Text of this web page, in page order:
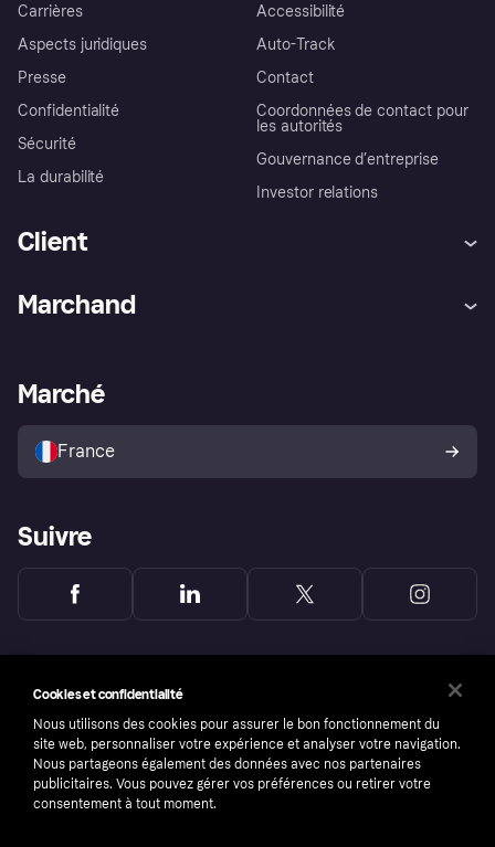
Carrières
Aspects juridiques
Presse
Confidentialité
Sécurité
La durabilité
Accessibilité
Auto-Track
Contact
Coordonnées de contact pour
les autorités
Gouvernance d’entreprise
Investor relations
Client
Explorez les magasins
Politique de protection de
l’acheteur Klarna
Marchand
Portail Marchand
Marché
France
Suivre
Cookies et confidentialité
Nous utilisons des cookies pour assurer le bon fonctionnement du
site web, personnaliser votre expérience et analyser votre navigation.
Nous partageons également des données avec nos partenaires
publicitaires. Vous pouvez gérer vos préférences ou retirer votre
consentement à tout moment.